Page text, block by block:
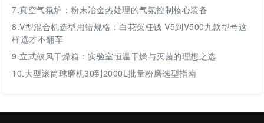
7.真空气氛炉：粉末冶金热处理的气氛控制核心装备
8.V型混合机选型用错规格：白花冤枉钱 V5到V500九款型号这
样选才不翻车
9.立式鼓风干燥箱：实验室恒温干燥与灭菌的理想之选
10.大型滚筒球磨机30到2000L批量粉磨选型指南